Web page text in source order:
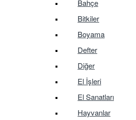
Bahçe
Bitkiler
Boyama
Defter
Diğer
El İşleri
El Sanatları
Hayvanlar